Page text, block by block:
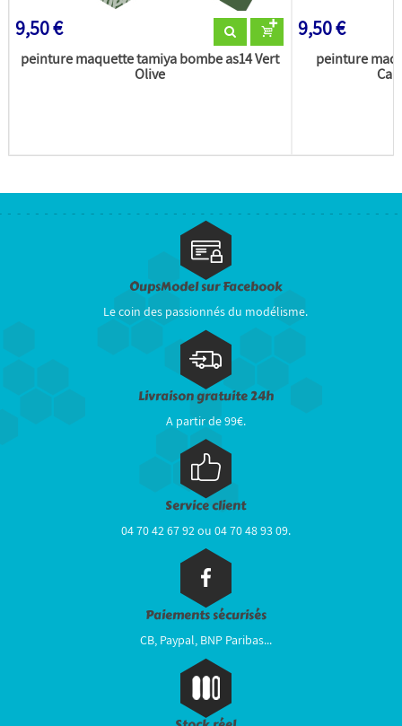
9,50 €
peinture maquette tamiya bombe as14 Vert
Olive
9,50 €
peinture
OupsModel sur Facebook
Le coin des passionnés du modélisme.
Livraison gratuite 24h
A partir de 99€.
Service client
04 70 42 67 92 ou 04 70 48 93 09.
Paiements sécurisés
CB, Paypal, BNP Paribas...